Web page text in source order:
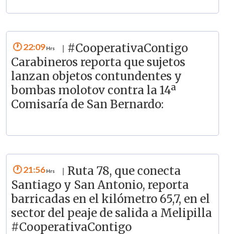
22:09
#CooperativaContigo
Carabineros reporta que sujetos
lanzan objetos contundentes y
bombas molotov contra la 14ª
Comisaría de San Bernardo:
21:56
Ruta 78, que conecta
Santiago y San Antonio, reporta
barricadas en el kilómetro 65,7, en el
sector del peaje de salida a Melipilla
#CooperativaContigo